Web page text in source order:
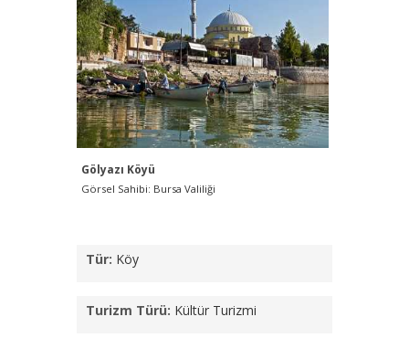
Gölyazı Köyü
Görsel Sahibi: Bursa Valiliği
Tür: Köy
Turizm Türü: Kültür Turizmi